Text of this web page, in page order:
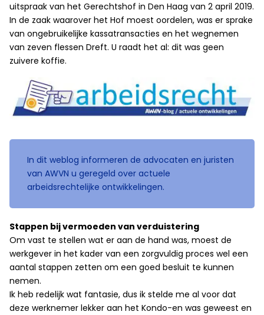
uitspraak van het Gerechtshof in Den Haag van 2 april 2019.
In de zaak waarover het Hof moest oordelen, was er sprake
van ongebruikelijke kassatransacties en het wegnemen
van zeven flessen Dreft. U raadt het al: dit was geen
zuivere koffie.
In dit weblog informeren de advocaten en juristen
van AWVN u geregeld over actuele
arbeidsrechtelijke ontwikkelingen.
Stappen bij vermoeden van verduistering
Om vast te stellen wat er aan de hand was, moest de
werkgever in het kader van een zorgvuldig proces wel een
aantal stappen zetten om een goed besluit te kunnen
nemen.
Ik heb redelijk wat fantasie, dus ik stelde me al voor dat
deze werknemer lekker aan het Kondo-en was geweest en